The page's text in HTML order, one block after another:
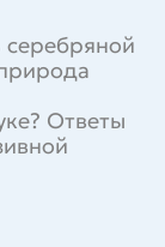
Ответы